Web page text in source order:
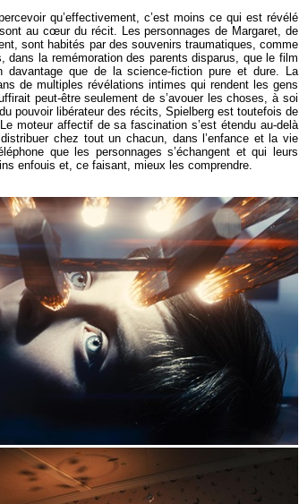
qu’effectivement, c’est moins ce qui est révélé
au cœur du récit. Les personnages de Margaret, de
sont habités par des souvenirs traumatiques, comme
la remémoration des parents disparus, que le film
que de la science-fiction pure et dure. La
de multiples révélations intimes qui rendent les gens
peut-être seulement de s’avouer les choses, à soi
pouvoir libérateur des récits, Spielberg est toutefois de
moteur affectif de sa fascination s’est étendu au-delà
chez tout un chacun, dans l’enfance et la vie
que les personnages s’échangent et qui leurs
enfouis et, ce faisant, mieux les comprendre.